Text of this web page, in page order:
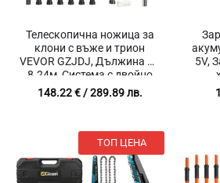
Телескопична ножица за
клони с въже и трион
VEVOR GZJDJ, Дължина до
8.24м, Система с двойно
заключване
148.22€/ 289.89 лв.
5V,
ТОП ЦЕНА